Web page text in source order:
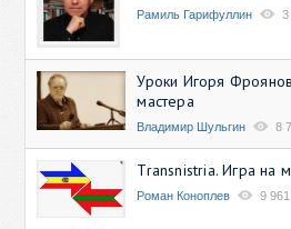
Рамиль Гарифуллин 3
Уроки Игоря
мастера
Владимир Шульгин 8
Transnistria. Игра на
Роман Коноплев 9 961